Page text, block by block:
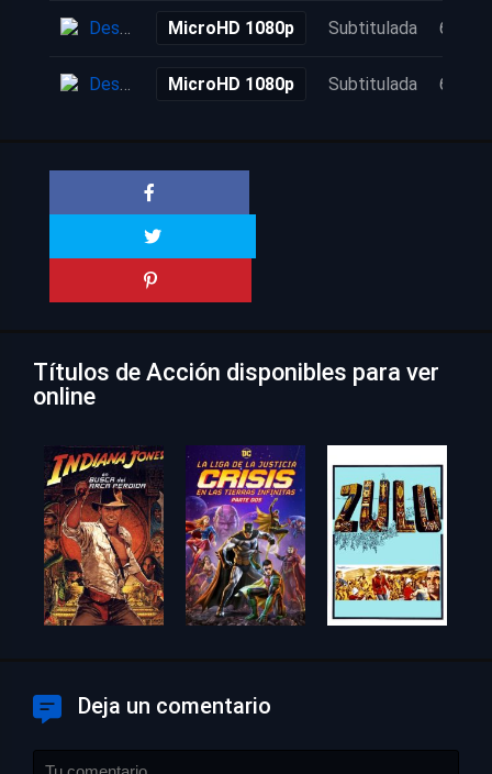
Descarga MicroHD 1080p Subtitulada 6 años
Descarga MicroHD 1080p Subtitulada 6 años
Títulos de Acción disponibles para ver
online
Deja un comentario